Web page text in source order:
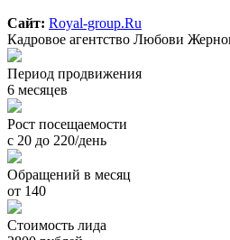
Сайт: Royal-group.Ru
Кадровое агентство Любови
Период продвижения
6 месяцев
Рост посещаемости
с 20 до 220/день
Обращений в месяц
от 140
Стоимость лида